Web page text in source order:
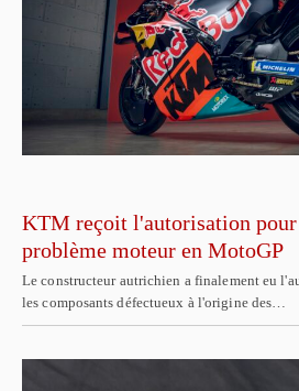
KTM reçoit l'autorisation
problème moteur en MotoGP
Le constructeur autrichien a finalement eu
les composants défectueux à l'origine des…